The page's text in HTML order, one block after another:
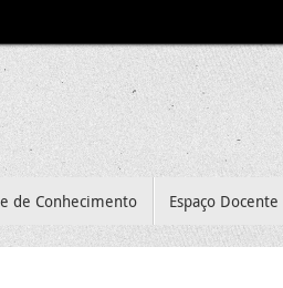
de Conhecimento Espaço Docente